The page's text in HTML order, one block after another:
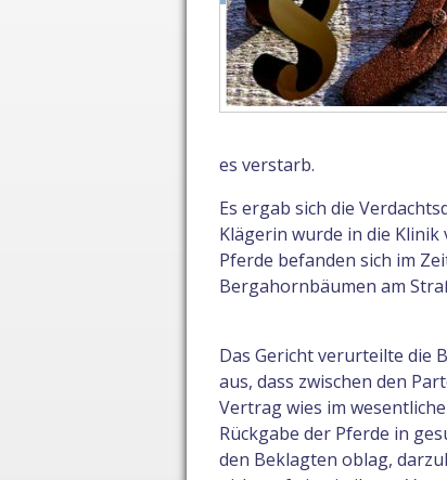
es verstarb.
Es ergab sich die
Klägerin wurde in die
Pferde befanden sich im
Bergahornbäumen am
Das Gericht verurteilte die
aus, dass zwischen den
Vertrag wies im
Rückgabe der Pferde in
den Beklagten oblag,